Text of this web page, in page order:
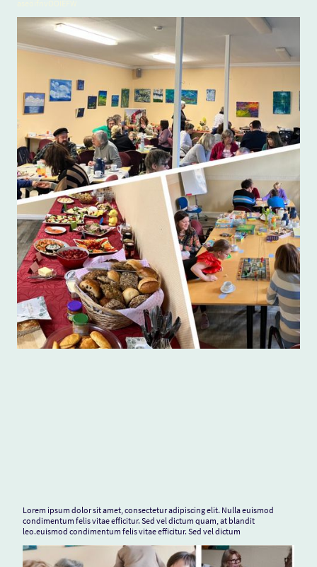
Lorem ipsum dolor sit amet, consectetur adipiscing elit. Nulla euismod
condimentum felis vitae efficitur. Sed vel dictum quam, at blandit
leo.euismod condimentum felis vitae efficitur. Sed vel dictum